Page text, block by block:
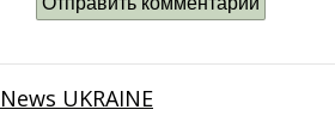
News UKRAINE